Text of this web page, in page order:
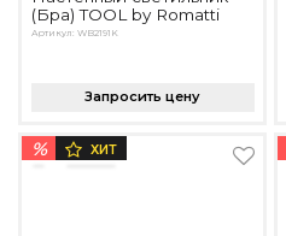
(Бра) TOOL by Romatti
Артикул: WB2191K
Запросить цену
% ХИТ